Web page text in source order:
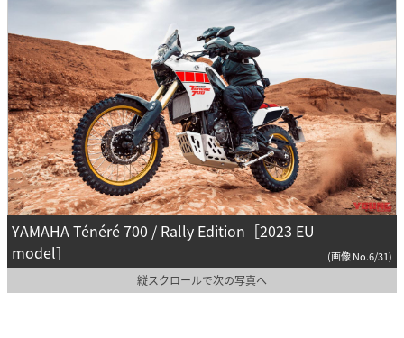
YAMAHA Ténéré 700 / Rally Edition［2023 EU
model］
(画像 No.6/31)
縦スクロールで次の写真へ